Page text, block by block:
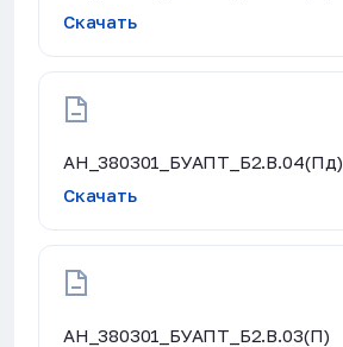
Скачать
АН_380301_БУАПТ_Б2.В.04(Пд)
Скачать
АН_380301_БУАПТ_Б2.В.03(П)